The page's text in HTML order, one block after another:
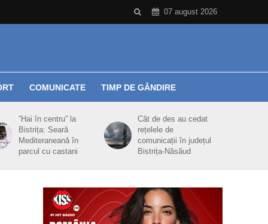
07 august 2026
COMUNICATE TIMP DE GÂNDIRE
”Hai în centru” la
Bistrița: Seară
Mediteraneană în
parcul cu castani
Cât de des au cedat
rețelele de
comunicații în județul
Bistrița-Năsăud